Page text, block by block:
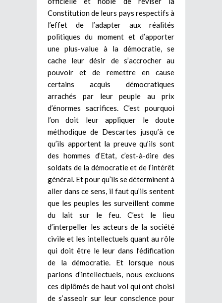
Constitution de leurs pays respectifs à
l’effet de l’adapter aux réalités
politiques du moment et d’apporter
une plus-value à la démocratie, se
cache leur désir de s’accrocher au
pouvoir et de remettre en cause
certains acquis démocratiques
arrachés par leur peuple au prix
d’énormes sacrifices. C’est pourquoi
l’on doit leur appliquer le doute
méthodique de Descartes jusqu’à ce
qu’ils apportent la preuve qu’ils sont
des hommes d’Etat, c’est-à-dire des
soldats de la démocratie et de l’intérêt
général. Et pour qu’ils se déterminent à
aller dans ce sens, il faut qu’ils sentent
que les peuples les surveillent comme
du lait sur le feu. C’est le lieu
d’interpeller les acteurs de la société
civile et les intellectuels quant au rôle
qui doit être le leur dans l’édification
de la démocratie. Et lorsque nous
parlons d’intellectuels, nous excluons
ces diplômés de haut vol qui ont choisi
de s’asseoir sur leur conscience pour